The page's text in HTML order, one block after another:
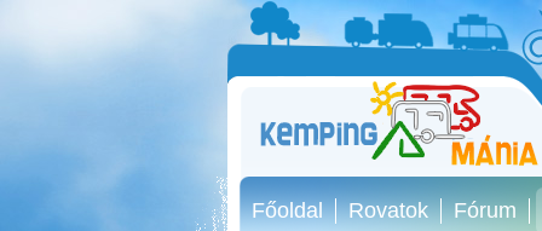
Főoldal Rovatok Fórum